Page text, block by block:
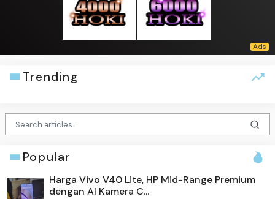
Trending
Popular
Harga Vivo V40 Lite, HP Mid-Range Premium
dengan AI Kamera C...